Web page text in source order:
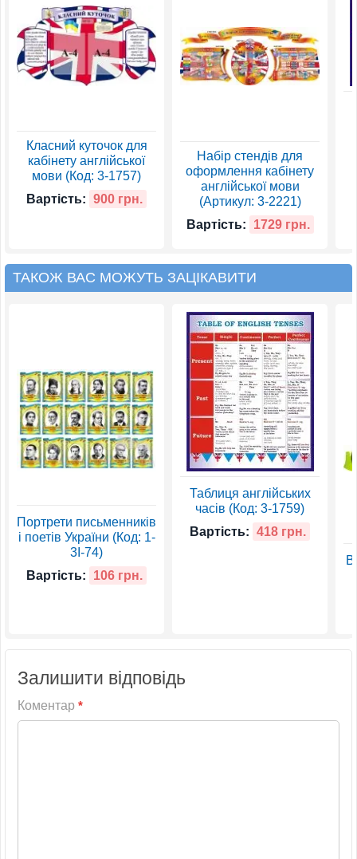
Класний куточок для
кабінету англійської
мови (Код: 3-1757)
Вартість: 900 грн.
Набір стендів для
оформлення кабінету
англійської мови
(Артикул: 3-2221)
Вартість:
1729 грн.
ТАКОЖ ВАС МОЖУТЬ ЗАЦІКАВИТИ
Портрети письменників
і поетів України (Код: 1-
3І-74)
Вартість:
106 грн.
Таблиця англійських
часів (Код: 3-1759)
Вартість: 418 грн.
Залишити відповідь
Коментар *